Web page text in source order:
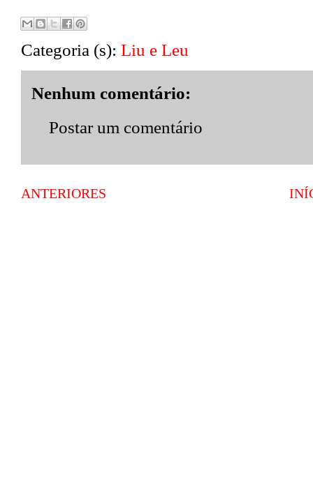
Categoria (s): Liu e Leu
Nenhum comentário:
Postar um comentário
ANTERIORES